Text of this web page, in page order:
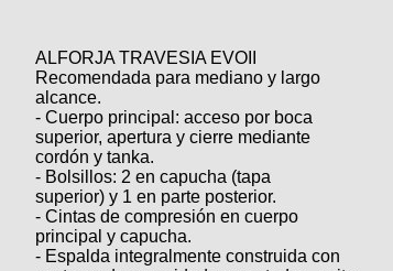
Descenso
Dirt
BMX
Ruta,
triatlon
De
Ultimos
Fotos
Categorias
COMPRO
CANJE
Mi
Bicicletas
Tandem
Freerider
TÃ©cnica
MecÃ¡nica
Robadas
Videos
Cicloturismo
Salidas
Operadores
de
cicloturismo
Usuarios
Ãšltimos
Buscar
ALFORJA TRAVESIA EVOII
Recomendada para mediano y largo
alcance.
- Cuerpo principal: acceso por boca
superior, apertura y cierre mediante
cordón y tanka.
- Bolsillos: 2 en capucha (tapa
superior) y 1 en parte posterior.
- Cintas de compresión en cuerpo
principal y capucha.
- Espalda integralmente construida con